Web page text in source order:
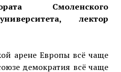
Смоленского
лектор
арене Европы всё чаще
демократия всё чаще